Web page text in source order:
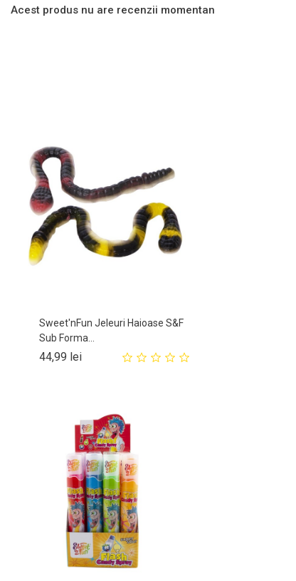
Acest produs nu are recenzii momentan
Sweet'nFun Jeleuri Haioase S&F
Sub Forma...
44,99 leiPret